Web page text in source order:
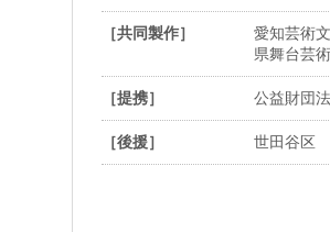
［共同製作］
愛知芸術
県舞台芸
［提携］ 公益財団
［後援］ 世田谷区